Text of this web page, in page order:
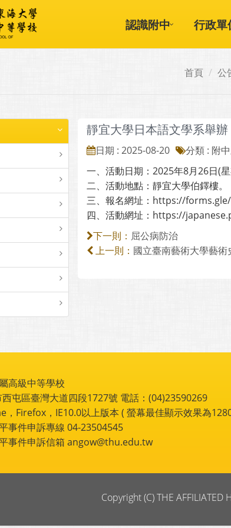
認識附中 行政單
首頁 公
靜宜大學日本語文學系舉
日期 : 2025-08-20 分類 : 附
一、活動日期：2025年8月26日(星
二、活動地點：靜宜大學伯鐸樓。
三、報名網址：https://forms.gle/
四、活動網址：https://
下一則： 屈公病防治
上一則： 國立臺南藝術大學藝
高級中等學校
屯區臺灣大道四段1727號 電話：(04)23590269
，Firefox，IE10.0以上版本 ( 螢幕最佳顯示效果為
事件申訴專線 04-23504545
事件申訴信箱 angow@thu.edu.tw
Copyright (C) THE AFFILIATED